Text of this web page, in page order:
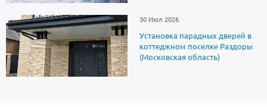
30 Июл 2026
Установка парадных дверей в
коттеджном поселке Раздоры
(Московская область)